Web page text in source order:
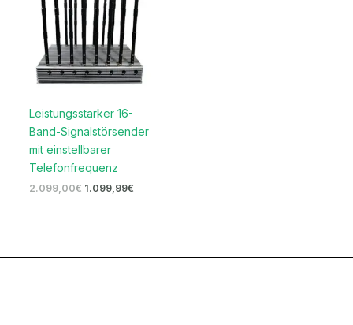
Leistungsstarker 16-
Band-Signalstörsender
mit einstellbarer
Telefonfrequenz
2.099,00€ 1.099,99€